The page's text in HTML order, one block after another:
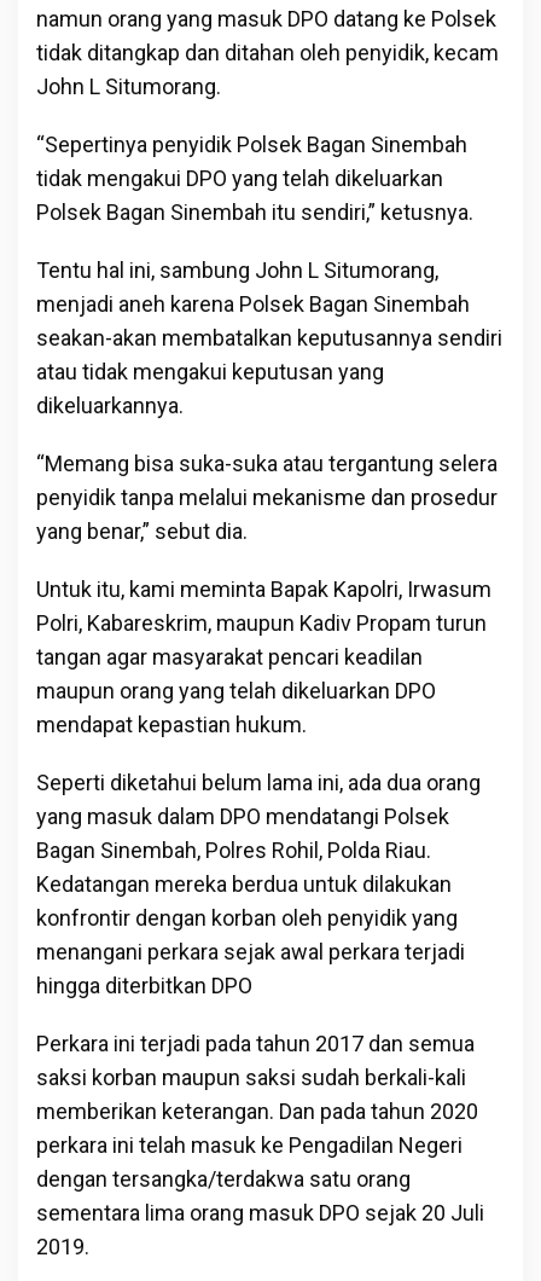
namun orang yang masuk DPO datang ke Polsek
tidak ditangkap dan ditahan oleh penyidik, kecam
John L Situmorang.
“Sepertinya penyidik Polsek Bagan Sinembah
tidak mengakui DPO yang telah dikeluarkan
Polsek Bagan Sinembah itu sendiri,” ketusnya.
Tentu hal ini, sambung John L Situmorang,
menjadi aneh karena Polsek Bagan Sinembah
seakan-akan membatalkan keputusannya sendiri
atau tidak mengakui keputusan yang
dikeluarkannya.
“Memang bisa suka-suka atau tergantung selera
penyidik tanpa melalui mekanisme dan prosedur
yang benar,” sebut dia.
Untuk itu, kami meminta Bapak Kapolri, Irwasum
Polri, Kabareskrim, maupun Kadiv Propam turun
tangan agar masyarakat pencari keadilan
maupun orang yang telah dikeluarkan DPO
mendapat kepastian hukum.
Seperti diketahui belum lama ini, ada dua orang
yang masuk dalam DPO mendatangi Polsek
Bagan Sinembah, Polres Rohil, Polda Riau.
Kedatangan mereka berdua untuk dilakukan
konfrontir dengan korban oleh penyidik yang
menangani perkara sejak awal perkara terjadi
hingga diterbitkan DPO
Perkara ini terjadi pada tahun 2017 dan semua
saksi korban maupun saksi sudah berkali-kali
memberikan keterangan. Dan pada tahun 2020
perkara ini telah masuk ke Pengadilan Negeri
dengan tersangka/terdakwa satu orang
sementara lima orang masuk DPO sejak 20 Juli
2019.